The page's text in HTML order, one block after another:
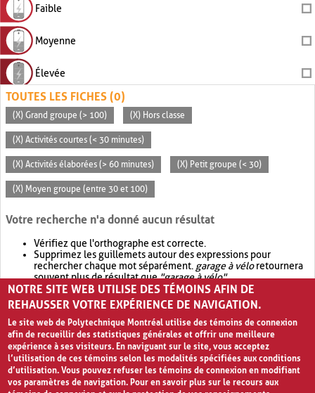
Faible
Moyenne
Élevée
TOUTES LES FICHES (0)
(X) Grand groupe (> 100) (X) Hors classe
(X) Activités courtes (< 30 minutes)
(X) Activités élaborées (> 60 minutes) (X) Petit groupe (< 30)
(X) Moyen groupe (entre 30 et 100)
Votre recherche n'a donné aucun résultat
Vérifiez que l'orthographe est correcte.
Supprimez les guillemets autour des expressions pour
rechercher chaque mot séparément. garage à véloretournera
souvent plus de résultat que"garage à vélo".
Envisagez d'élargir votre recherche avec OR.garage OR vélo
retournera souvent plus de résultat quegarage à vélo
NOTRE SITE WEB UTILISE DES TÉMOINS AFIN DE
REHAUSSER VOTRE EXPÉRIENCE DE NAVIGATION.
Le site web de Polytechnique Montréal utilise des témoins de connexion
afin de recueillir des statistiques générales et offrir une meilleure
expérience à ses visiteurs. En naviguant sur le site, vous acceptez
l’utilisation de ces témoins selon les modalités spécifiées aux conditions
d’utilisation. Vous pouvez refuser les témoins de connexion en modifiant
vos paramètres de navigation. Pour en savoir plus sur le recours aux